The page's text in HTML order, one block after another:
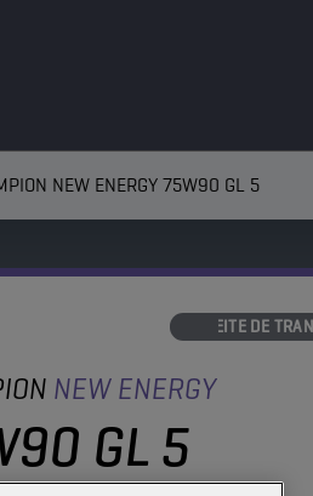
NEW ENERGY 75W90 GL 5
ACEITE DE
NEW ENERGY
GL 5